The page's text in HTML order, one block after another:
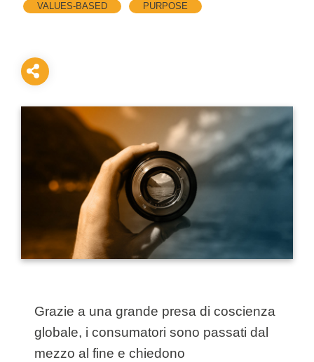
VALUES-BASED PURPOSE
Grazie a una grande presa di coscienza
globale, i consumatori sono passati dal
mezzo al fine e chiedono